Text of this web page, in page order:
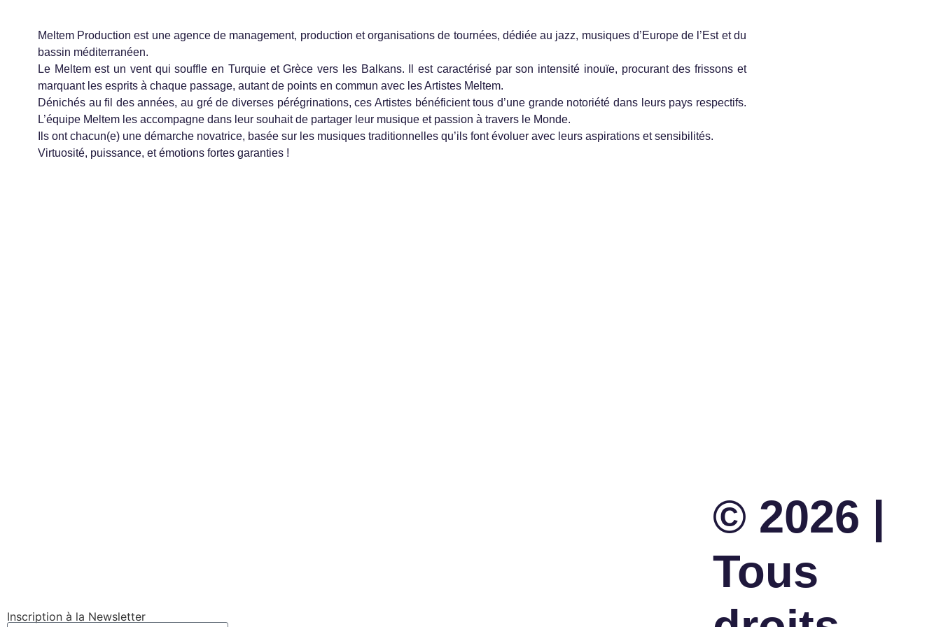
Meltem Production est une agence de management, production et organisations de tournées, dédiée au jazz, musiques d’Europe de l’Est et du
bassin méditerranéen.
Le Meltem est un vent qui souffle en Turquie et Grèce vers les Balkans. Il est caractérisé par son intensité inouïe, procurant des frissons et
marquant les esprits à chaque passage, autant de points en commun avec les Artistes Meltem.
Dénichés au fil des années, au gré de diverses pérégrinations, ces Artistes bénéficient tous d’une grande notoriété dans leurs pays respectifs.
L’équipe Meltem les accompagne dans leur souhait de partager leur musique et passion à travers le Monde.
Ils ont chacun(e) une démarche novatrice, basée sur les musiques traditionnelles qu’ils font évoluer avec leurs aspirations et sensibilités.
Virtuosité, puissance, et émotions fortes garanties !
Inscription à la Newsletter
© 2026 |
Tous